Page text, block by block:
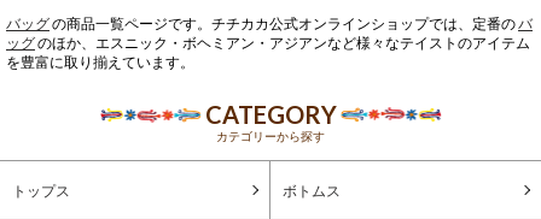
バッグの商品一覧ページです。チチカカ公式オンラインショップでは、定番のバ
ッグのほか、エスニック・ボヘミアン・アジアンなど様々なテイストのアイテム
を豊富に取り揃えています。
CATEGORY
カテゴリーから探す
トップス ボトムス